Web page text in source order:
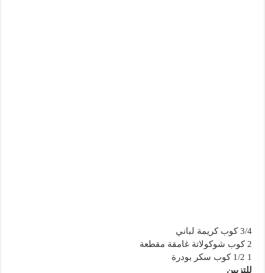
3/4 كوب كريمة لباني
2 كوب شوكولاتة غامقة مقطعة
1 1/2 كوب سكر بودرة
للتزيين